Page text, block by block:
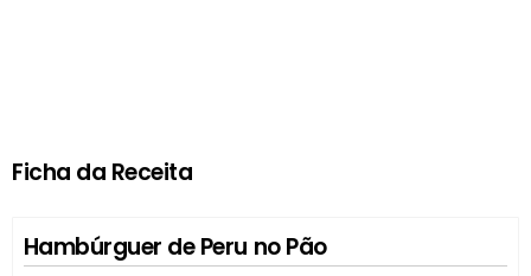
Ficha da Receita
Hambúrguer de Peru no Pão